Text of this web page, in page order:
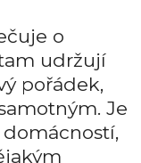
o
udržují
pořádek,
Je